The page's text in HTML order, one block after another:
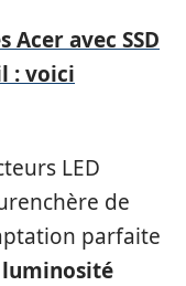
Acer avec SSD
: voici
LED
de
parfaite
luminosité